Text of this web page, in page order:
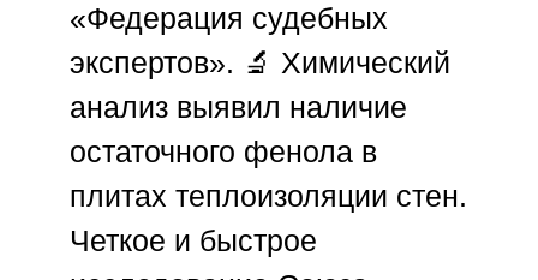
«Федерация судебных
экспертов». 🔬 Химический
анализ выявил наличие
остаточного фенола в
плитах теплоизоляции стен.
Четкое и быстрое